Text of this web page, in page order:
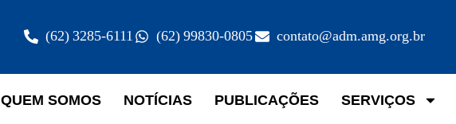
(62) 3285-6111 (62) 99830-0805 contato@adm.amg.org.br
QUEM SOMOS NOTÍCIAS PUBLICAÇÕES SERVIÇOS